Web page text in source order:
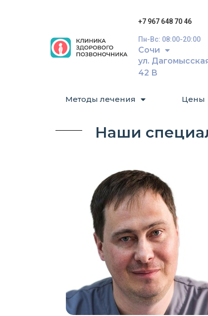
+7 967 648 70 46
Пн-Вс: 08:00-20:00
Сочи
ул.
42 В
Методы лечения Цены
Наши